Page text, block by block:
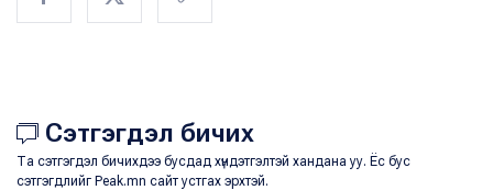
Сэтгэгдэл бичих
Та сэтгэгдэл бичихдээ бусдад хүндэтгэлтэй хандана уу. Ёс бус
сэтгэгдлийг Peak.mn сайт устгах эрхтэй.